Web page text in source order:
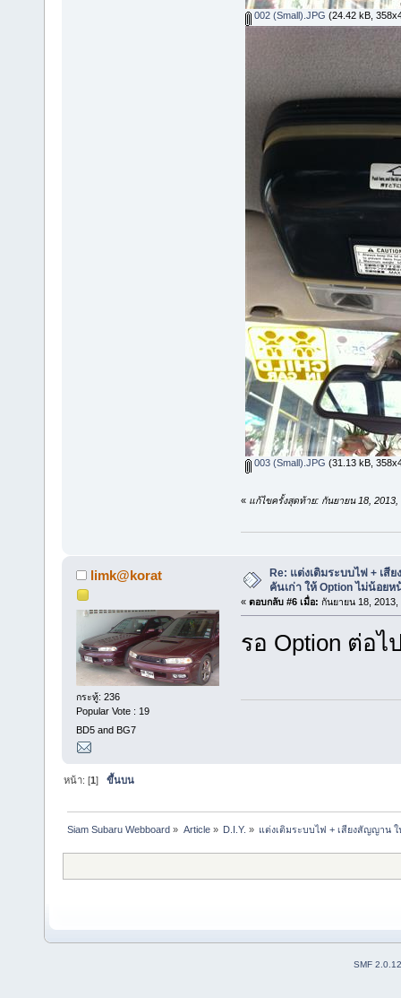
002 (Small).JPG (24.42 kB,
003 (Small).JPG (31.13 kB,
« แก้ไขครั้งสุดท้าย: กันยายน 18,
limk@korat
กระทู้: 236
Popular Vote : 19
BD5 and BG7
Re: แต่งเติมระบบไฟ + เสี
คันเก่า ให้ Option ไม่น้อยห
« ตอบกลับ #6 เมื่อ: กันยายน 18, 2013,
รอ Option ต่อ
หน้า: [1]ขึ้นบน
Siam Subaru Webboard » Article» D.I.Y. » แต่งเติมระบบไฟ + เสียงสัญญาน ใ
SMF 2.0.12